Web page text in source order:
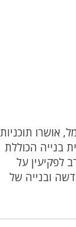
אושרו תוכניות
בנייה הכוללת
ממערב לפקיעין על
ובנייה של